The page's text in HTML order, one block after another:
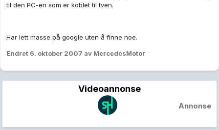
til den PC-en som er koblet til tven.
Har lett masse på google uten å finne noe.
Endret 6. oktober 2007 av MercedesMotor
Videoannonse
Annonse